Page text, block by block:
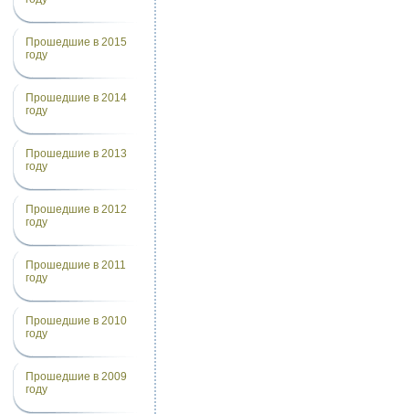
Прошедшие в 2015
году
Прошедшие в 2014
году
Прошедшие в 2013
году
Прошедшие в 2012
году
Прошедшие в 2011
году
Прошедшие в 2010
году
Прошедшие в 2009
году